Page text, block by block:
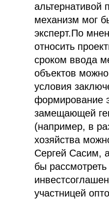
альтернативой
механизм мог
эксперт.По
относить
сроком ввода
объектов
условия
формирование
замещающей
(например, в
хозяйства
Сергей Сасим,
бы
участницей